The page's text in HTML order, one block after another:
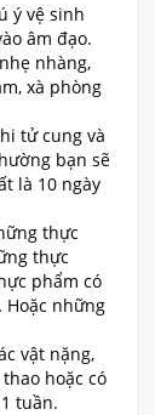
ý vệ sinh
âm đạo.
nhàng,
xà phòng
tử cung và
bạn sẽ
là 10 ngày
thực
thực
phẩm có
những
vật nặng,
hoặc có
tuần.